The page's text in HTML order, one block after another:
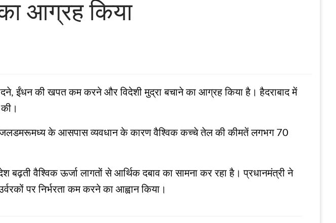
आग्रह किया
ईंधन की खपत कम करने और विदेशी मुद्रा बचाने का आग्रह किया है। हैदराबाद में
जलडमरूमध्य के आसपास व्यवधान के कारण वैश्विक कच्चे तेल की कीमतें लगभग 70
बढ़ती वैश्विक ऊर्जा लागतों से आर्थिक दबाव का सामना कर रहा है। प्रधानमंत्री ने
पर निर्भरता कम करने का आह्वान किया।